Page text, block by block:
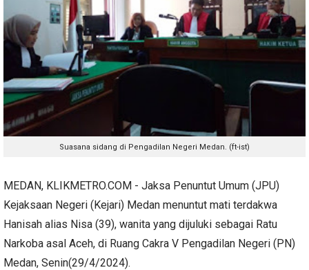
Suasana sidang di Pengadilan Negeri Medan. (ft-ist)
MEDAN, KLIKMETRO.COM - Jaksa Penuntut Umum (JPU)
Kejaksaan Negeri (Kejari) Medan menuntut mati terdakwa
Hanisah alias Nisa (39), wanita yang dijuluki sebagai Ratu
Narkoba asal Aceh, di Ruang Cakra V Pengadilan Negeri (PN)
Medan, Senin(29/4/2024).